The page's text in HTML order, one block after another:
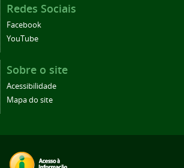
Redes Sociais
Facebook
YouTube
Sobre o site
Acessibilidade
Mapa do site